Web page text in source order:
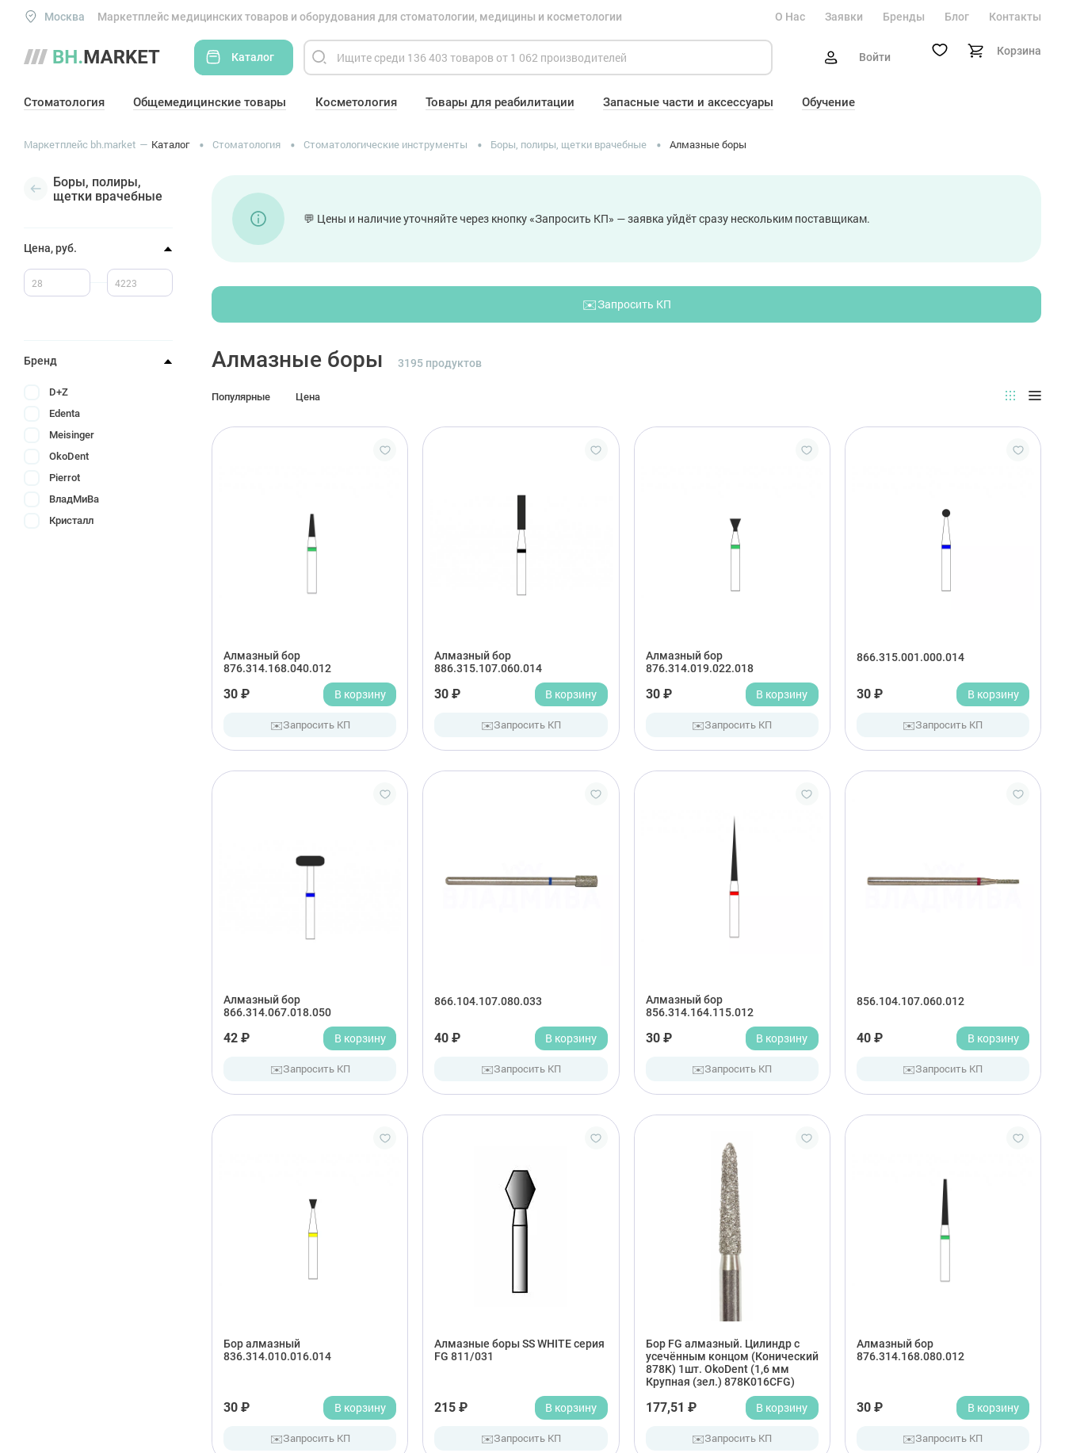
Москва Маркетплейс медицинских товаров и оборудования для стоматологии, медицины и косметологии О Нас Заявки Бренды Блог Контакты
Каталог Войти Корзина
Стоматология Общемедицинские товары Косметология Товары для реабилитации Запасные части и аксессуары Обучение
Маркетплейс bh.market Каталог Стоматология Стоматологические инструменты Боры, полиры, щетки врачебные Алмазные боры
Боры, полиры,
щетки врачебные
Цена, руб.
Бренд
D+Z
Edenta
Meisinger
OkoDent
Pierrot
ВладМиВа
Кристалл
💬 Цены и наличие уточняйте через кнопку «Запросить КП» — заявка уйдёт сразу нескольким поставщикам.
✉️Запросить КП
Алмазные боры 3195 продуктов
Популярные Цена
Алмазный бор
876.314.168.040.012
30 ₽ В корзину
✉️Запросить КП
Алмазный бор
886.315.107.060.014
30 ₽ В корзину
✉️Запросить КП
Алмазный бор
876.314.019.022.018
30 ₽ В корзину
✉️Запросить КП
866.315.001.000.014
30 ₽ В корзину
✉️Запросить КП
Алмазный бор
866.314.067.018.050
42 ₽ В корзину
✉️Запросить КП
866.104.107.080.033
40 ₽ В корзину
✉️Запросить КП
Алмазный бор
856.314.164.115.012
30 ₽ В корзину
✉️Запросить КП
856.104.107.060.012
40 ₽ В корзину
✉️Запросить КП
Бор алмазный
836.314.010.016.014
30 ₽ В корзину
✉️Запросить КП
Алмазные боры SS WHITE серия
FG 811/031
215 ₽ В корзину
✉️Запросить КП
Бор FG алмазный. Цилиндр с
усечённым концом (Конический
878K) 1шт. OkoDent (1,6 мм
Крупная (зел.) 878K016CFG)
177,51 ₽ В корзину
✉️Запросить КП
Алмазный бор
876.314.168.080.012
30 ₽ В корзину
✉️Запросить КП